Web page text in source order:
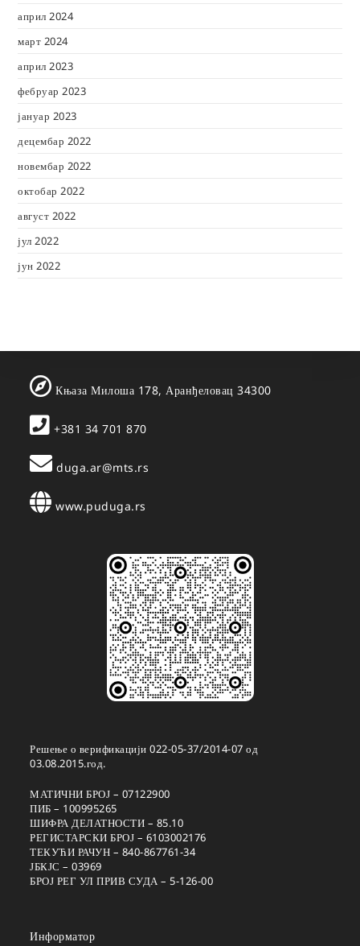
април 2024
март 2024
април 2023
фебруар 2023
јануар 2023
децембар 2022
новембар 2022
октобар 2022
август 2022
јул 2022
јун 2022
Књаза Милоша 178, Аранђеловац 34300
+381 34 701 870
duga.ar@mts.rs
www.puduga.rs
Решење о верификацији 022-05-37/2014-07 од
03.08.2015.год.
МАТИЧНИ БРОЈ – 07122900
ПИБ – 100995265
ШИФРА ДЕЛАТНОСТИ – 85.10
РЕГИСТАРСКИ БРОЈ – 6103002176
ТЕКУЋИ РАЧУН – 840-867761-34
ЈБКЈС – 03969
БРОЈ РЕГ УЛ ПРИВ СУДА – 5-126-00
Информатор